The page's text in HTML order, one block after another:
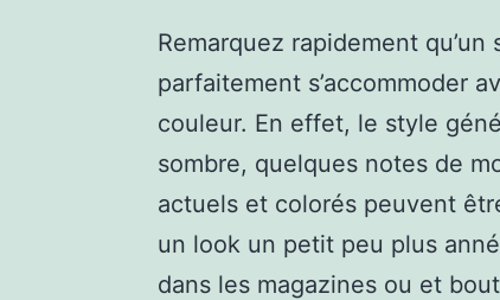
Remarquez rapidement
parfaitement s’accommoder
couleur. En effet, le style
sombre, quelques notes de
actuels et colorés peuvent
un look un petit peu plus
dans les magazines ou et